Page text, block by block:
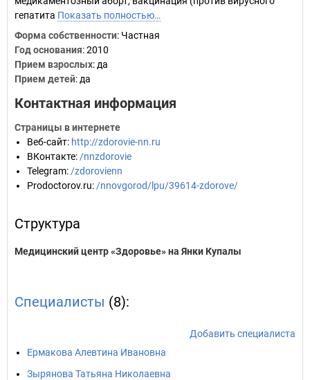
гепатита Показать полностью…
Форма собственности: Частная
Год основания:2010
Прием взрослых: да
Прием детей: да
Контактная информация
Страницы в интернете
Веб-сайт: http://zdorovie-nn.ru
ВКонтакте: /nnzdorovie
Telegram: /zdorovienn
Prodoctorov.ru: /nnovgorod/lpu/39614-zdorove/
Структура
Медицинский центр «Здоровье» на Янки Купалы
Специалисты (8):
Добавить специалиста
Ермакова Алевтина Ивановна
Зырянова Татьяна Николаевна